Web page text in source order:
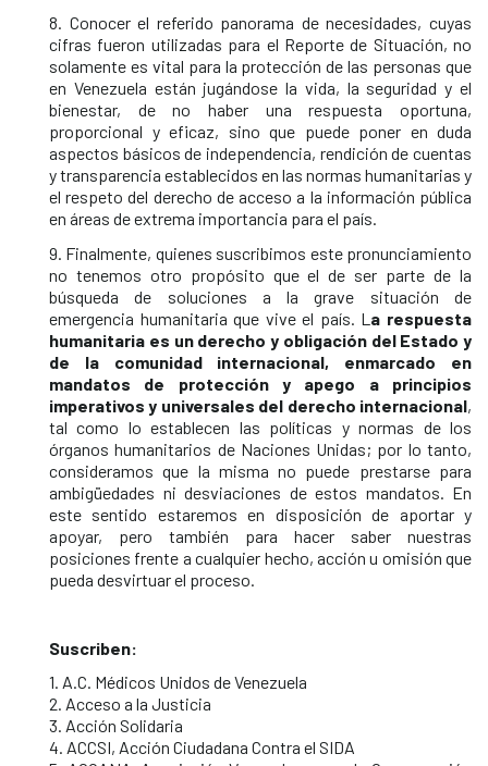
8. Conocer el referido panorama de necesidades, cuyas
cifras fueron utilizadas para el Reporte de Situación, no
solamente es vital para la protección de las personas que
en Venezuela están jugándose la vida, la seguridad y el
bienestar, de no haber una respuesta oportuna,
proporcional y eficaz, sino que puede poner en duda
aspectos básicos de independencia, rendición de cuentas
y transparencia establecidos en las normas humanitarias y
el respeto del derecho de acceso a la información pública
en áreas de extrema importancia para el país.
9. Finalmente, quienes suscribimos este pronunciamiento
no tenemos otro propósito que el de ser parte de la
búsqueda de soluciones a la grave situación de
emergencia humanitaria que vive el país. L a respuesta
humanitaria es un derecho y obligación del Estado y
de la comunidad internacional, enmarcado en
mandatos de protección y apego a principios
imperativos y universales del derecho internacional,
tal como lo establecen las políticas y normas de los
órganos humanitarios de Naciones Unidas; por lo tanto,
consideramos que la misma no puede prestarse para
ambigüedades ni desviaciones de estos mandatos. En
este sentido estaremos en disposición de aportar y
apoyar, pero también para hacer saber nuestras
posiciones frente a cualquier hecho, acción u omisión que
pueda desvirtuar el proceso.
Suscriben:
1. A.C. Médicos Unidos de Venezuela
2. Acceso a la Justicia
3. Acción Solidaria
4. ACCSI, Acción Ciudadana Contra el SIDA